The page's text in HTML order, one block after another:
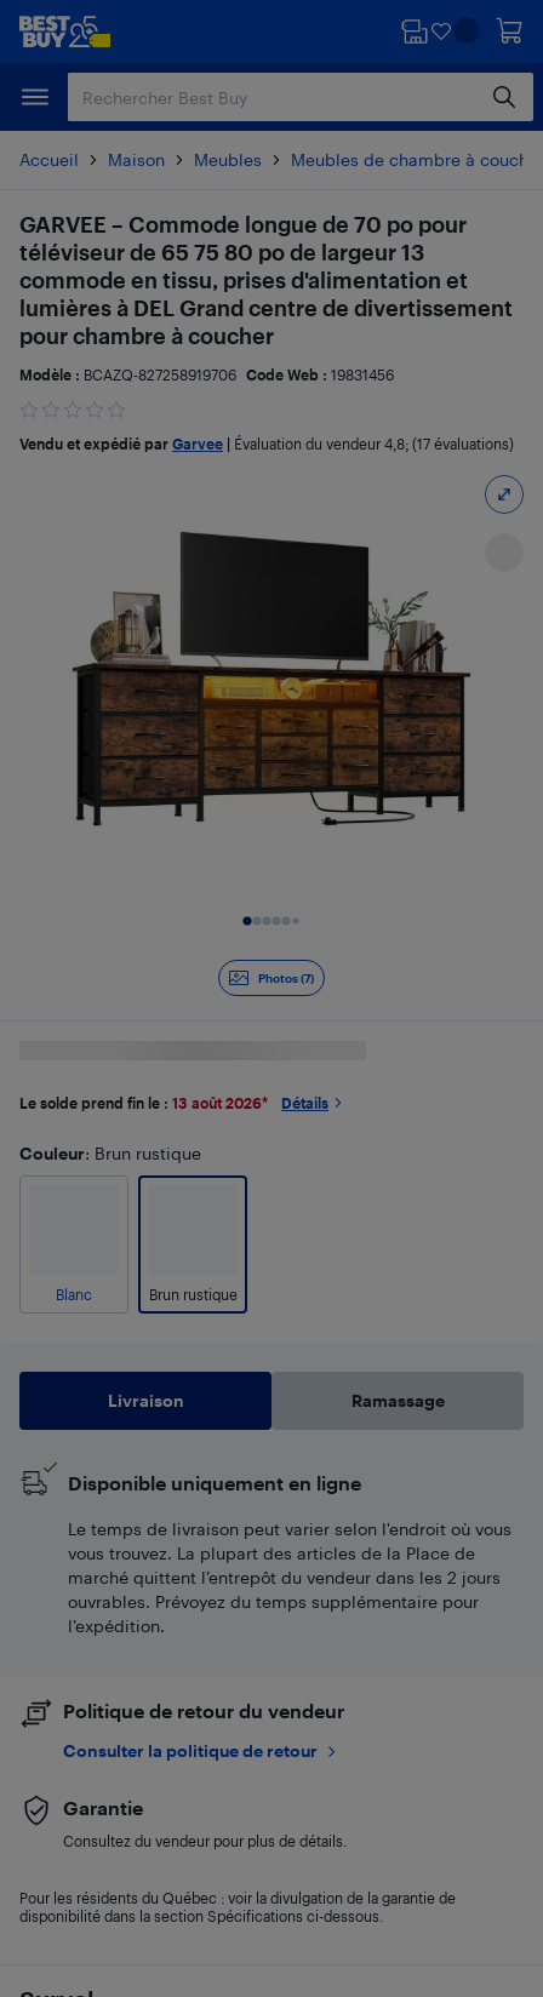
Passer
principal
Passer
Accueil Maison Meubles Meubles de chambre à coucher
Photos (7)
GARVEE – Commode longue de 70 po pour
téléviseur de 65 75 80 po de largeur 13
commode en tissu, prises d'alimentation et
lumières à DEL Grand centre de divertissement
pour chambre à coucher
Modèle : BCAZQ-827258919706 Code Web : 19831456
Vendu et expédié par Garvee Évaluation du vendeur 4,8; (17 évaluations)
Le solde prend fin le : 13 août 2026* Détails
Couleur: Brun rustique
Blanc Brun rustique
Livraison Ramassage
Disponible uniquement en ligne
Le temps de livraison peut varier selon l'endroit où vous
vous trouvez. La plupart des articles de la Place de
marché quittent l’entrepôt du vendeur dans les 2 jours
ouvrables. Prévoyez du temps supplémentaire pour
l’expédition.
Politique de retour du vendeur
Consulter la politique de retour
Garantie
Consultez du vendeur pour plus de détails.
Pour les résidents du Québec : voir la divulgation de la garantie de
disponibilité dans la section Spécifications ci-dessous.